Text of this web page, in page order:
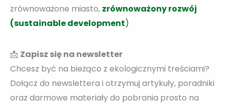
zrównoważone miasto, zrównoważony rozwój
(sustainable development)
📩 Zapisz się na newsletter
Chcesz być na bieżąco z ekologicznymi treściami?
Dołącz do newslettera i otrzymuj artykuły, poradniki
oraz darmowe materiały do pobrania prosto na